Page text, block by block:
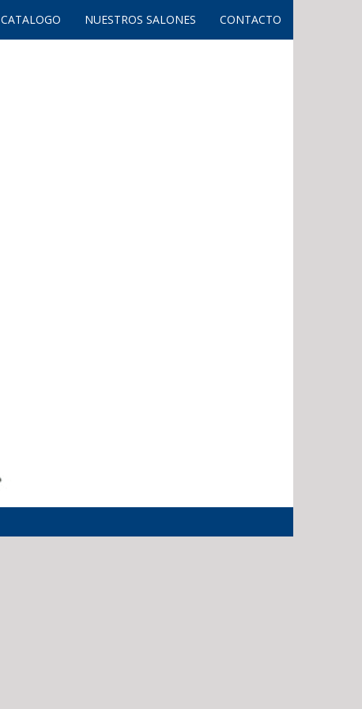
CATALOGO NUESTROS SALONES CONTACTO